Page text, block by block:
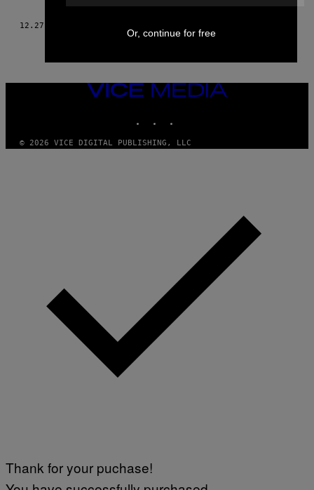
12.27.16
VICE
MEDIA
© 2026 VICE DIGITAL PUBLISHING, LLC
Or, continue for free
Thank for your puchase!